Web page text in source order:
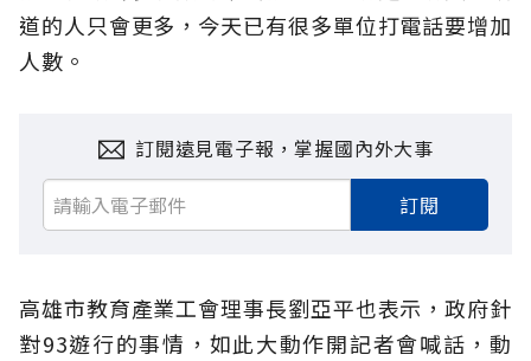
道的人只會更多，今天已有很多單位打電話要增加
人數。
訂閱遠見電子報，掌握國內外大事
訂閱
高雄市教育產業工會理事長劉亞平也表示，政府針
對93遊行的事情，如此大動作開記者會喊話，動